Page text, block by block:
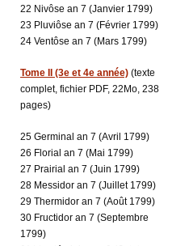
22 Nivôse an 7 (Janvier 1799)
23 Pluviôse an 7 (Février 1799)
24 Ventôse an 7 (Mars 1799)
Tome II (3e et 4e année) (texte
complet, fichier PDF, 22Mo, 238
pages)
25 Germinal an 7 (Avril 1799)
26 Florial an 7 (Mai 1799)
27 Prairial an 7 (Juin 1799)
28 Messidor an 7 (Juillet 1799)
29 Thermidor an 7 (Août 1799)
30 Fructidor an 7 (Septembre
1799)